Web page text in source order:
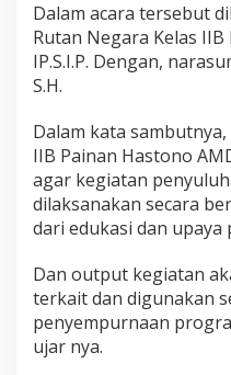
Dalam acara tersebut
Rutan Negara Kelas
IP.S.I.P. Dengan,
S.H.
Dalam kata
IIB Painan Hastono
agar kegiatan
dilaksanakan secara
dari edukasi dan upaya
Dan output kegiatan
terkait dan digunakan
penyempurnaan
ujar nya.